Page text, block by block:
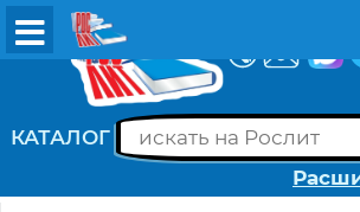
КАТАЛОГ